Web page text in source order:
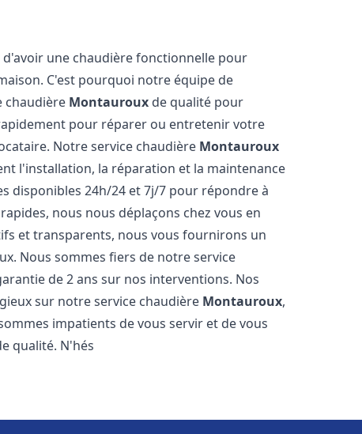
d'avoir une chaudière fonctionnelle pour
C'est pourquoi notre équipe de
chaudière Montauroux de qualité pour
pour réparer ou entretenir votre
Notre service chaudière Montauroux
l'installation, la réparation et la maintenance
disponibles 24h/24 et 7j/7 pour répondre à
nous nous déplaçons chez vous en
et transparents, nous vous fournirons un
Nous sommes fiers de notre service
de 2 ans sur nos interventions. Nos
sur notre service chaudière Montauroux,
impatients de vous servir et de vous
qualité. N'hés